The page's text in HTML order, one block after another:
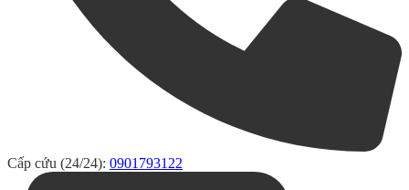
Cấp cứu (24/24): 0901793122